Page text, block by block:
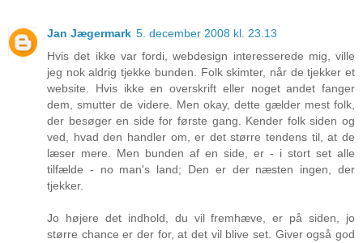
Jan Jægermark 5. december 2008 kl. 23.13
Hvis det ikke var fordi, webdesign interesserede mig, ville
jeg nok aldrig tjekke bunden. Folk skimter, når de tjekker et
website. Hvis ikke en overskrift eller noget andet fanger
dem, smutter de videre. Men okay, dette gælder mest folk,
der besøger en side for første gang. Kender folk siden og
ved, hvad den handler om, er det større tendens til, at de
læser mere. Men bunden af en side, er - i stort set alle
tilfælde - no man's land; Den er der næsten ingen, der
tjekker.
Jo højere det indhold, du vil fremhæve, er på siden, jo
større chance er der for, at det vil blive set. Giver også god